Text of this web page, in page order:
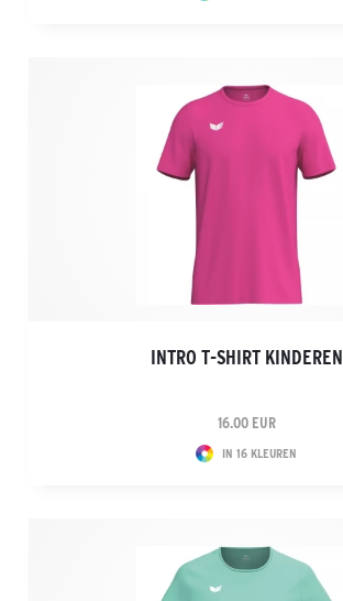
INTRO T-SHIRT KINDEREN
16.00 EUR
IN 16 KLEUREN